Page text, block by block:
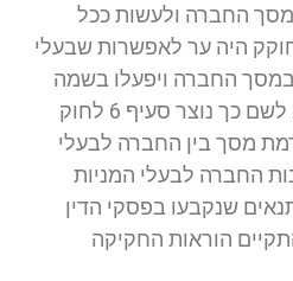
החברה ולעשות ככל
היה ער לאפשרות שבעלי
במסך החברה ויפעלו בשמה
בחוסר תום לב ובתרמית. לשם כך נוצר סעיף 6 לחוק
מסך בין החברה לבעלי
החברה לבעלי המניות
שנקבעו בפסקי הדין
הוראות החקיקה